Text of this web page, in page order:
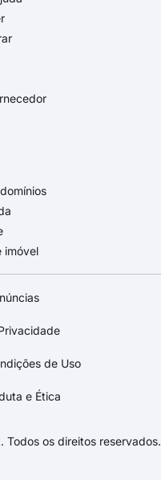
imóvel
de Uso
e Ética
os direitos reservados.